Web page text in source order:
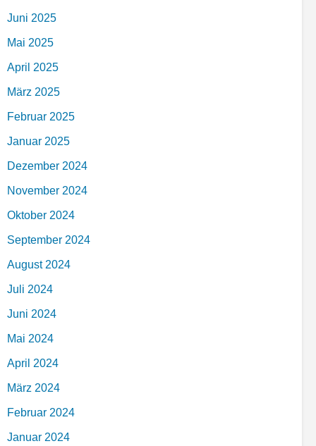
Juni 2025
Mai 2025
April 2025
März 2025
Februar 2025
Januar 2025
Dezember 2024
November 2024
Oktober 2024
September 2024
August 2024
Juli 2024
Juni 2024
Mai 2024
April 2024
März 2024
Februar 2024
Januar 2024